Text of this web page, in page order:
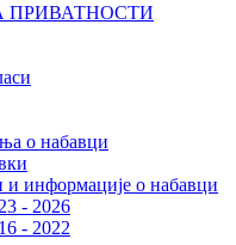
ПРИВАТНОСТИ
о набавци
и информације о набавци
- 2026
- 2022